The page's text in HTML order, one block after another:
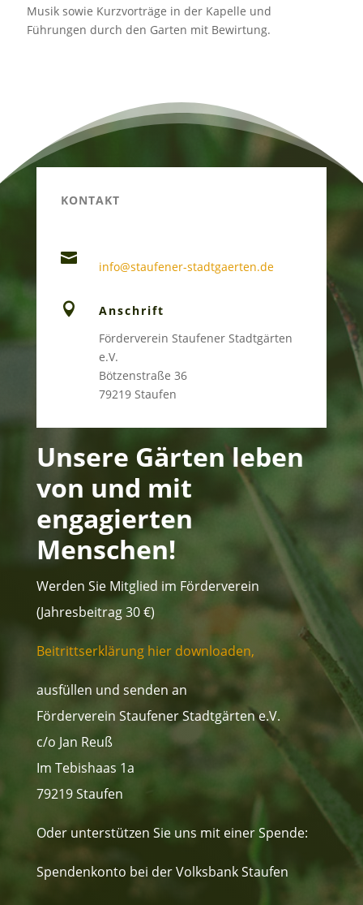
Musik sowie Kurzvorträge in der Kapelle und
Führungen durch den Garten mit Bewirtung.
KONTAKT

info@staufener-stadtgaerten.de

Anschrift
Förderverein Staufener Stadtgärten
e.V.
Bötzenstraße 36
79219 Staufen
Unsere Gärten leben
von und mit
engagierten
Menschen!
Werden Sie Mitglied im Förderverein
(Jahresbeitrag 30 €)
Beitrittserklärung hier downloaden,
ausfüllen und senden an
Förderverein Staufener Stadtgärten e.V.
c/o Jan Reuß
Im Tebishaas 1a
79219 Staufen
Oder unterstützen Sie uns mit einer Spende:
Spendenkonto bei der Volksbank Staufen